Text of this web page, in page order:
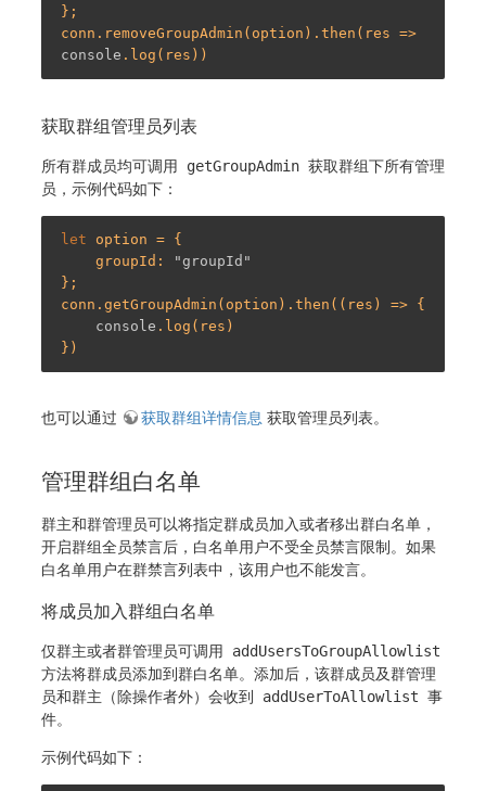
};
console
获取群组管理员列表
所有群成员均可调用 getGroupAdmin 获取群组下所有管理
员，示例代码如下：
let option = {
    groupId:
"groupId"
};
conn.getGroupAdmin(option).then((res) => {
console .log(res)
也可以通过 获取群组详情信息 获取管理员列表。
管理群组白名单
群主和群管理员可以将指定群成员加入或者移出群白名单，
开启群组全员禁言后，白名单用户不受全员禁言限制。如果
白名单用户在群禁言列表中，该用户也不能发言。
将成员加入群组白名单
仅群主或者群管理员可调用
addUsersToGroupAllowlist
方法将群成员添加到群白名单。添加后，该群成员及群管理
员和群主（除操作者外）会收到
addUserToAllowlist 事
件。
示例代码如下：